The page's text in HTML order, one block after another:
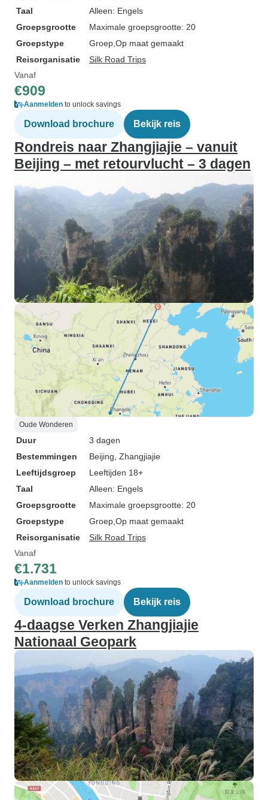
Taal
Alleen: Engels
Groepsgrootte
Maximale groepsgrootte: 20
Groepstype
Groep Op maat gemaakt
Reisorganisatie
Silk Road Trips
Vanaf
€909
Aanmelden to unlock savings
Download brochure Bekijk reis
Rondreis naar Zhangjiajie – vanuit
Beijing – met retourvlucht – 3 dagen
Oude Wonderen
Duur
3 dagen
Bestemmingen
Beijing , Zhangjiajie
Leeftijdsgroep
Leeftijden 18+
Taal
Alleen: Engels
Groepsgrootte
Maximale groepsgrootte: 20
Groepstype
Groep Op maat gemaakt
Reisorganisatie
Silk Road Trips
Vanaf
€1.731
Aanmelden to unlock savings
Download brochure Bekijk reis
4-daagse Verken Zhangjiajie
Nationaal Geopark